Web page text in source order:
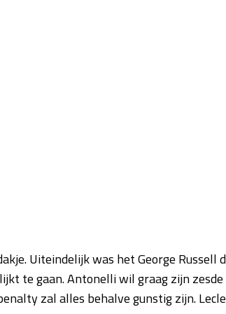
Uiteindelijk was het George Russell
te gaan. Antonelli wil graag zijn zesde
zal alles behalve gunstig zijn.